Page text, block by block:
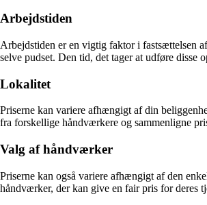
Arbejdstiden
Arbejdstiden er en vigtig faktor i fastsættelsen
selve pudset. Den tid, det tager at udføre
Lokalitet
Priserne kan variere afhængigt af din
fra forskellige håndværkere og sammenligne
Valg af håndværker
Priserne kan også variere afhængigt af den
håndværker, der kan give en fair pris for deres